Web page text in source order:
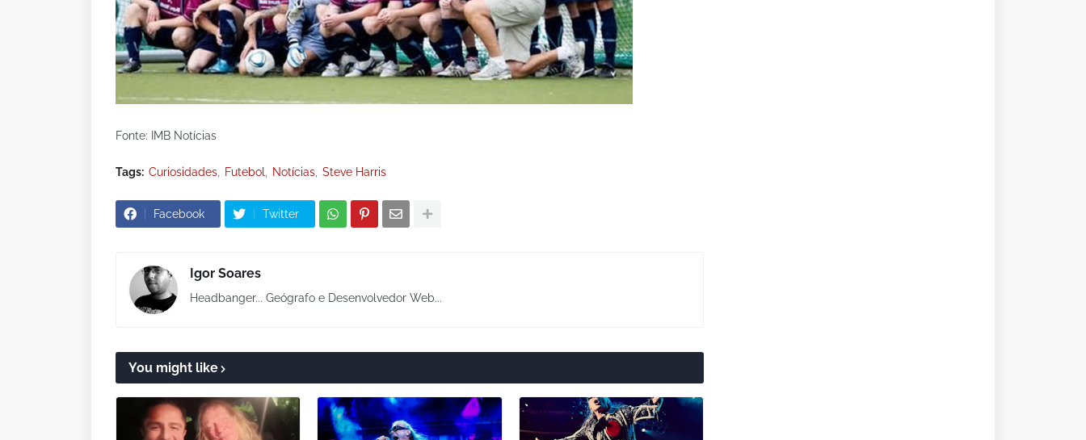
Fonte: IMB Notícias
Tags: Curiosidades Futebol Notícias Steve Harris
Facebook Twitter
Igor Soares
Headbanger... Geógrafo e Desenvolvedor Web...
You might like